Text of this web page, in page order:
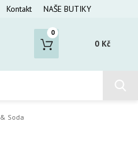
Kontakt NAŠE BUTIKY
0
0 Kč
Soda